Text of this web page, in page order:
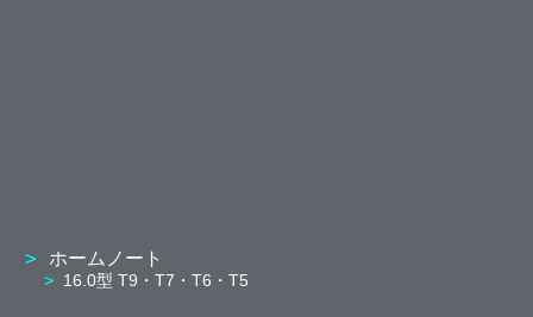
ホームノート
16.0型 T9・T7・T6・T5